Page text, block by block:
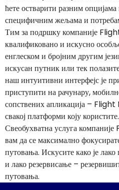
ћете остварити разним
специфичним жељама и
Тим за подршку компаније
квалификовано и искусно
енглеском и бројним другим
искусан путник или тек
наш интуитивни интерфејс је
приступити на рачунару,
сопствених апликација –
свакој платформи коју користите.
Свеобухватна услуга
вам да се максимално
путовања. Искусите како је
и лако резервисање –
путовања.